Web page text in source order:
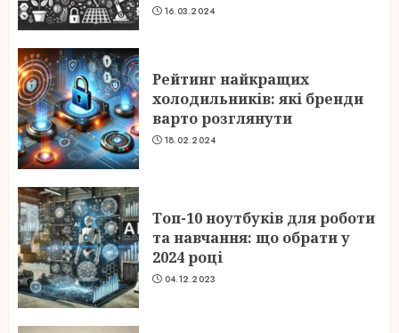
16.03.2024
Рейтинг найкращих
холодильників: які бренди
варто розглянути
18.02.2024
Топ-10 ноутбуків для роботи
та навчання: що обрати у
2024 році
04.12.2023